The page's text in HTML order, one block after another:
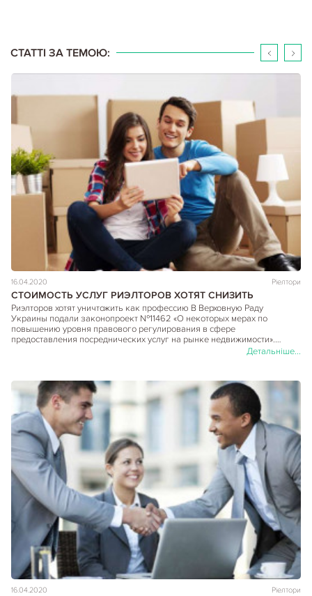
СТАТТІ ЗА ТЕМОЮ:
Детальніше...
16.04.2020 Ріелтори
СТОИМОСТЬ УСЛУГ РИЭЛТОРОВ ХОТЯТ СНИЗИТЬ
Риэлторов хотят уничтожить как профессию В Верховную Раду
Украины подали законопроект №11462 «О некоторых мерах по
повышению уровня правового регулирования в сфере
предоставления посреднических услуг на рынке недвижимости».…
Детальніше...
16.04.2020 Ріелтори